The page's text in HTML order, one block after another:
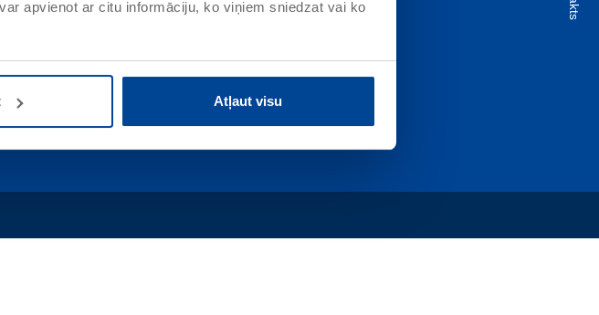
apvienot ar citu informāciju, ko viņiem sniedzat vai ko
Atļaut visu
Uzņēmuma centrālā atrašanās vieta